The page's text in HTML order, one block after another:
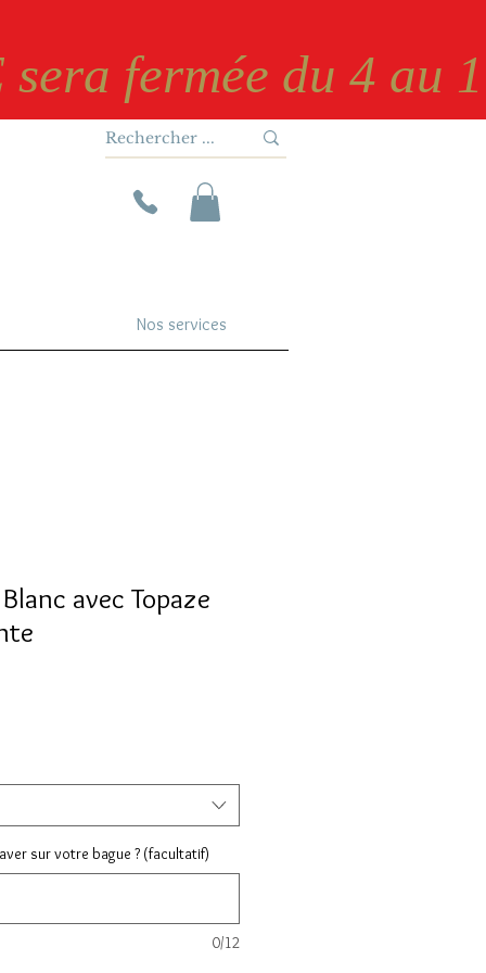
fermée du 4
Nos services
avec Topaze
sur votre bague ? (facultatif)
0/12